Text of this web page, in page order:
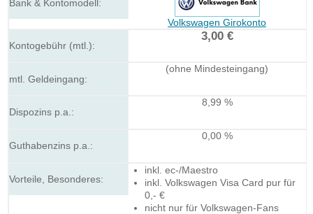
Volkswagen Girokonto
3,00 €
(ohne Mindesteingang)
8,99 %
0,00 %
inkl. ec-/Maestro
inkl. Volkswagen Visa Card pur für
0,- €
nicht nur für Volkswagen-Fans